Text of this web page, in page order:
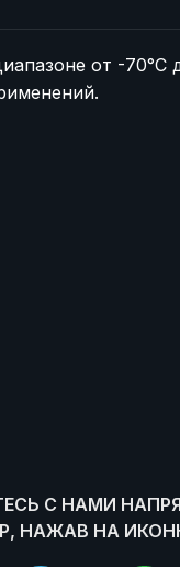
от -70°C
С НАМИ
НАЖАВ НА